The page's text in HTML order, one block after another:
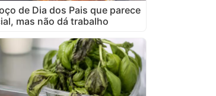
de Dia dos Pais que parece
mas não dá trabalho